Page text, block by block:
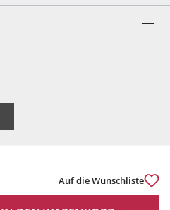
Auf die Wunschliste